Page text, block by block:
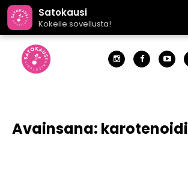
Satokausi
Kokeile sovellusta!
Avainsana: karotenoidi